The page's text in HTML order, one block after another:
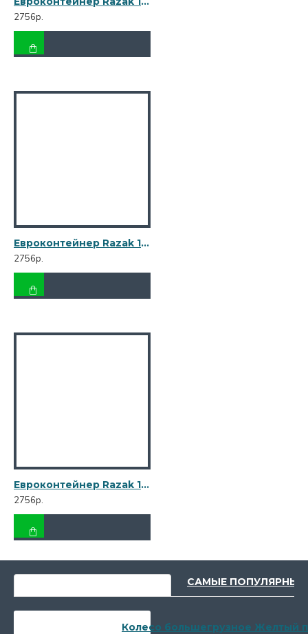
2756р.
Евроконтейнер Razak 120 л салатовый R-120 салат
2756р.
Евроконтейнер Razak 120 л серый R-120 сер
2756р.
САМЫЕ ПОПУЛЯРНЫЕ
Колесо большегрузное Желтый